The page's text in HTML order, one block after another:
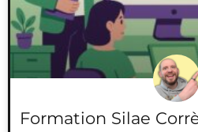
Formation Silae